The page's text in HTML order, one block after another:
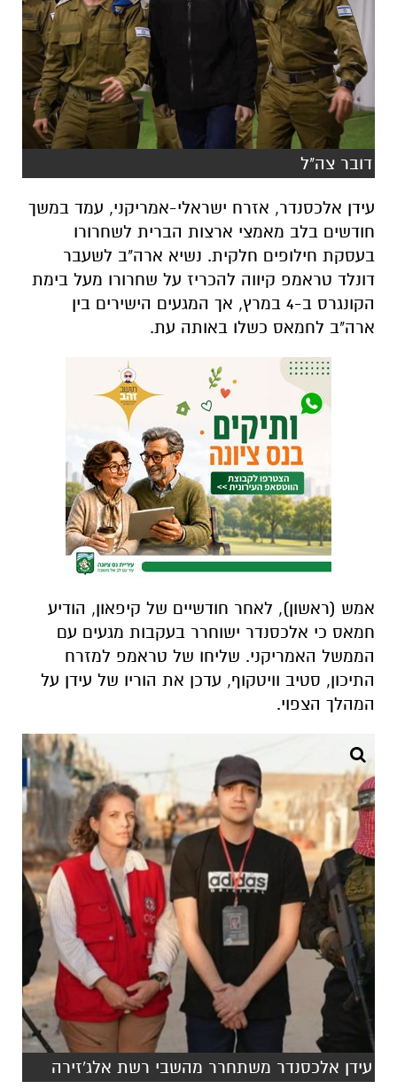
דובר צה"ל
עידן אלכסנדר, אזרח ישראלי-אמריקני, עמד במשך
חודשים בלב מאמצי ארצות הברית לשחרורו
בעסקת חילופים חלקית. נשיא ארה"ב לשעבר
דונלד טראמפ קיווה להכריז על שחרורו מעל בימת
הקונגרס ב-4 במרץ, אך המגעים הישירים בין
ארה"ב לחמאס כשלו באותה עת.
אמש (ראשון), לאחר חודשיים של קיפאון, הודיע
חמאס כי אלכסנדר ישוחרר בעקבות מגעים עם
הממשל האמריקני. שליחו של טראמפ למזרח
התיכון, סטיב וויטקוף, עדכן את הוריו של עידן על
המהלך הצפוי.
עידן אלכסנדר משתחרר מהשבי רשת אלג'זירה